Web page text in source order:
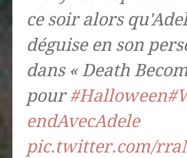
ce soir alors
déguise en son
dans « Death
pour#Halloween
endAvecAdele
pic.twitter.com/